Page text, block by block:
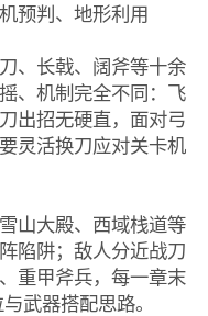
预判、地形利用
、长戟、阔斧等十余
、机制完全不同：飞
出招无硬直，面对弓
灵活换刀应对关卡机
山大殿、西域栈道等
陷阱；敌人分近战刀
重甲斧兵，每一章末
武器搭配思路。